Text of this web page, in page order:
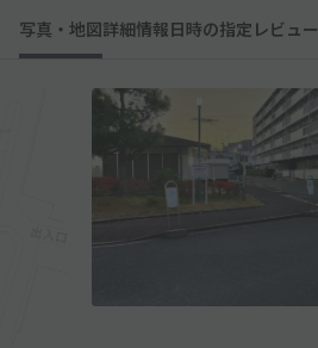
写真・地図詳細情報日時の指定 レビュー